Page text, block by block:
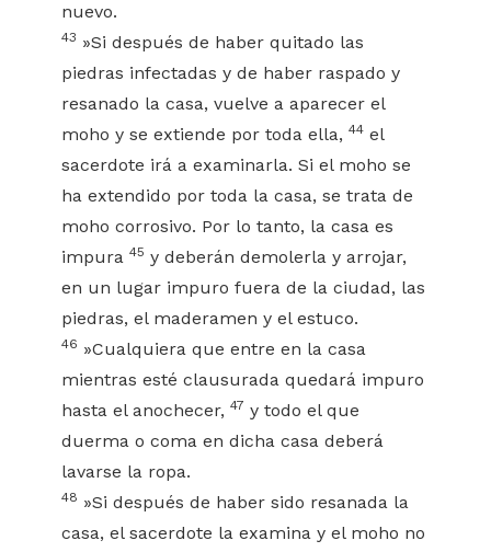
nuevo.
43 »Si después de haber quitado las
piedras infectadas y de haber raspado y
resanado la casa, vuelve a aparecer el
moho y se extiende por toda ella, 44 el
sacerdote irá a examinarla. Si el moho se
ha extendido por toda la casa, se trata de
moho corrosivo. Por lo tanto, la casa es
impura 45 y deberán demolerla y arrojar,
en un lugar impuro fuera de la ciudad, las
piedras, el maderamen y el estuco.
46 »Cualquiera que entre en la casa
mientras esté clausurada quedará impuro
hasta el anochecer, 47 y todo el que
duerma o coma en dicha casa deberá
lavarse la ropa.
48 »Si después de haber sido resanada la
casa, el sacerdote la examina y el moho no